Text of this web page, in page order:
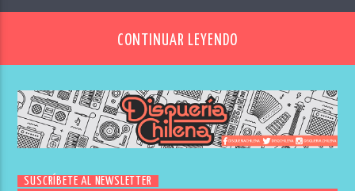
CONTINUAR LEYENDO
SUSCRÍBETE AL NEWSLETTER